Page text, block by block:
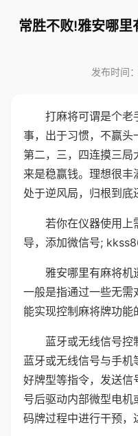
常胜不败!雅安哪
发布时间
打麻将可谓是个老
事，出于习惯，不赢头
第二，三，四连摸三
来是稳赢钱。理想很
处于逆风局，归根到底
若你在仪器使用上
导，添加微信号;
雅安哪里有麻将机
一般是指通过一些无需
能实现控制麻将牌功能
蓝牙或无线信号控
蓝牙或无线信号与手
好牌型等指令，发送信
号后驱动内部微型电机
码牌过程中进行干预，